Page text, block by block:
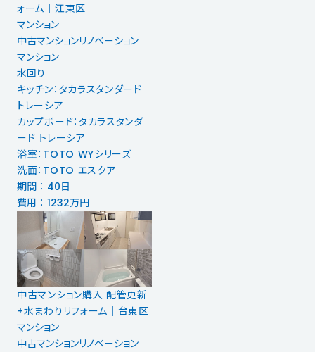
ォーム｜江東区
マンション
中古マンションリノベーション
マンション
水回り
キッチン：タカラスタンダード
トレーシア
カップボード：タカラスタンダ
ード トレーシア
浴室：TOTO WYシリーズ
洗面：TOTO エスクア
期間 ： 40日
費用 ： 1232万円
中古マンション購入 配管更新
+水まわりリフォーム｜台東区
マンション
中古マンションリノベーション